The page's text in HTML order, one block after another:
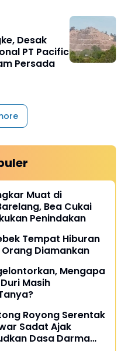
Desak
PT Pacific
Persada
Muat di
Bea Cukai
Penindakan
Tempat Hiburan
Diamankan
Mengapa
Masih
Royong Serentak
Sadat Ajak
Dasa Darma